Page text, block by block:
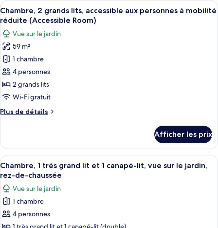
sur
l’océan
(Honua
Ula)
chambre,
vue
l’océan
(Honua
Ula)
Afficher
toutes
les
photos
pour
ce
type
de
chambre :
2
accessible
aux
personnes
à
mobilité
réduite
(Accessible
Une chambre d’hôtel avec deux
3
Chambre, 2 grands lits, accessible aux personnes à mobilité
réduite (Accessible Room)
Vue sur le jardin
59 m²
1 chambre
4 personnes
2 grands lits
Wi-Fi gratuit
Plus de détails
Plus
Chambre,
grands
lits,
aux
personnes
à
mobilité
réduite
Afficher les prix
Afficher
toutes
les
photos
pour
ce
Une chambre d’hôtel comprenant
4
Chambre, 1 très grand lit et 1 canapé-lit, vue sur le jardin,
rez-de-chaussée
Vue sur le jardin
1 chambre
4 personnes